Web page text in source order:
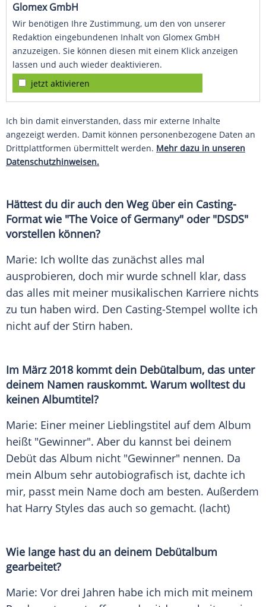
Glomex GmbH
Wir benötigen Ihre Zustimmung, um den von unserer
Redaktion eingebundenen Inhalt von Glomex GmbH
anzuzeigen. Sie können diesen mit einem Klick anzeigen
lassen und auch wieder deaktivieren.
jetzt aktivieren
Ich bin damit einverstanden, dass mir externe Inhalte
angezeigt werden. Damit können personenbezogene Daten an
Drittplattformen übermittelt werden. Mehr dazu in unseren
Datenschutzhinweisen.
Hättest du dir auch den Weg über ein Casting-
Format wie "The Voice of Germany" oder "DSDS"
vorstellen können?
Marie: Ich wollte das zunächst alles mal
ausprobieren, doch mir wurde schnell klar, dass
das alles mit meiner musikalischen Karriere nichts
zu tun haben wird. Den Casting-Stempel wollte ich
nicht auf der Stirn haben.
Im März 2018 kommt dein Debütalbum, das unter
deinem Namen rauskommt. Warum wolltest du
keinen Albumtitel?
Marie: Einer meiner Lieblingstitel auf dem Album
heißt "Gewinner". Aber du kannst bei deinem
Debüt das Album nicht "Gewinner" nennen. Da
mein Album sehr autobiografisch ist, dachte ich
mir, passt mein Name doch am besten. Außerdem
hat Harry Styles das auch so gemacht. (lacht)
Wie lange hast du an deinem Debütalbum
gearbeitet?
Marie: Vor drei Jahren habe ich mich mit meinem